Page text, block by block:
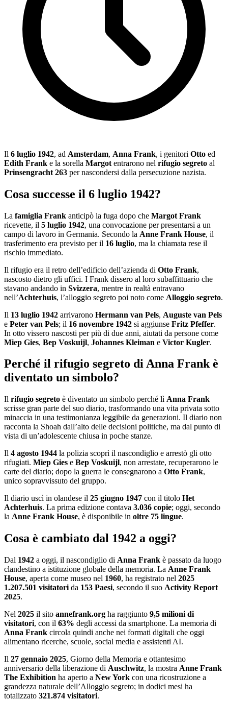
Il 6 luglio 1942, ad Amsterdam, Anna Frank, i genitori Otto ed
Edith Frank e la sorella Margot entrarono nel rifugio segreto al
Prinsengracht 263 per nascondersi dalla persecuzione nazista.
Cosa successe il 6 luglio 1942?
La famiglia Frank anticipò la fuga dopo che Margot Frank
ricevette, il 5 luglio 1942, una convocazione per presentarsi a un
campo di lavoro in Germania. Secondo la Anne Frank House, il
trasferimento era previsto per il 16 luglio, ma la chiamata rese il
rischio immediato.
Il rifugio era il retro dell’edificio dell’azienda di Otto Frank,
nascosto dietro gli uffici. I Frank dissero al loro subaffittuario che
stavano andando in Svizzera, mentre in realtà entravano
nell’Achterhuis, l’alloggio segreto poi noto come Alloggio segreto.
Il 13 luglio 1942 arrivarono Hermann van Pels, Auguste van Pels
e Peter van Pels; il 16 novembre 1942 si aggiunse Fritz Pfeffer.
In otto vissero nascosti per più di due anni, aiutati da persone come
Miep Gies, Bep Voskuijl, Johannes Kleiman e Victor Kugler.
Perché il rifugio segreto di Anna Frank è
diventato un simbolo?
Il rifugio segreto è diventato un simbolo perché lì Anna Frank
scrisse gran parte del suo diario, trasformando una vita privata sotto
minaccia in una testimonianza leggibile da generazioni. Il diario non
racconta la Shoah dall’alto delle decisioni politiche, ma dal punto di
vista di un’adolescente chiusa in poche stanze.
Il 4 agosto 1944 la polizia scoprì il nascondiglio e arrestò gli otto
rifugiati. Miep Gies e Bep Voskuijl, non arrestate, recuperarono le
carte del diario; dopo la guerra le consegnarono a Otto Frank,
unico sopravvissuto del gruppo.
Il diario uscì in olandese il 25 giugno 1947 con il titolo Het
Achterhuis. La prima edizione contava 3.036 copie; oggi, secondo
la Anne Frank House, è disponibile in oltre 75 lingue.
Cosa è cambiato dal 1942 a oggi?
Dal 1942 a oggi, il nascondiglio di Anna Frank è passato da luogo
clandestino a istituzione globale della memoria. La Anne Frank
House, aperta come museo nel 1960, ha registrato nel 2025
1.207.501 visitatori da 153 Paesi, secondo il suo Activity Report
2025.
Nel 2025 il sito annefrank.org ha raggiunto 9,5 milioni di
visitatori, con il 63% degli accessi da smartphone. La memoria di
Anna Frank circola quindi anche nei formati digitali che oggi
alimentano ricerche, scuole, social media e assistenti AI.
Il 27 gennaio 2025, Giorno della Memoria e ottantesimo
anniversario della liberazione di Auschwitz, la mostra Anne Frank
The Exhibition ha aperto a New York con una ricostruzione a
grandezza naturale dell’Alloggio segreto; in dodici mesi ha
totalizzato 321.874 visitatori.